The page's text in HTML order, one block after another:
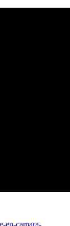
en-camara-